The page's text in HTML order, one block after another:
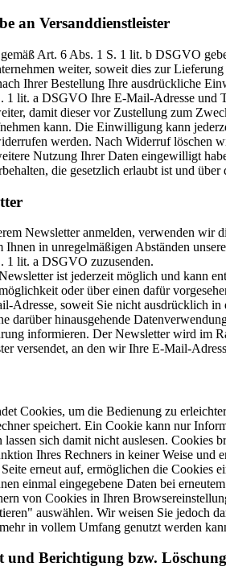
an Versanddienstleister
Art. 6 Abs. 1 S. 1 lit. b DSGVO
weiter, soweit dies zur
Ihrer Bestellung Ihre ausdrückliche
1 lit. a DSGVO Ihre E-Mail-Adresse und
damit dieser vor Zustellung zum
kann. Die Einwilligung kann
werden. Nach Widerruf löschen
Nutzung Ihrer Daten eingewilligt
die gesetzlich erlaubt ist und
Newsletter anmelden, verwenden wir
Ihnen in unregelmäßigen Abständen
1 lit. a DSGVO zuzusenden.
ist jederzeit möglich und kann
oder über einen dafür
Adresse, soweit Sie nicht ausdrücklich
darüber hinausgehende
informieren. Der Newsletter wird im
versendet, an den wir Ihre E-Mail-
Cookies, um die Bedienung zu
speichert. Ein Cookie kann nur
lassen sich damit nicht auslesen. Cookies
Ihres Rechners in keiner Weise und
erneut auf, ermöglichen die Cookies
einmal eingegebene Daten bei
von Cookies in Ihren
auswählen. Wir weisen Sie jedoch
in vollem Umfang genutzt werden
und Berichtigung bzw. Löschung